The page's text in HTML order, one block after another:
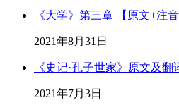
《大学》第三章 【原文+注
2021年8月31日
《史记·孔子世家》原文及
2021年7月3日